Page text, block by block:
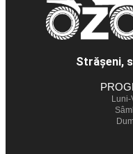
Străşeni,
Luni-